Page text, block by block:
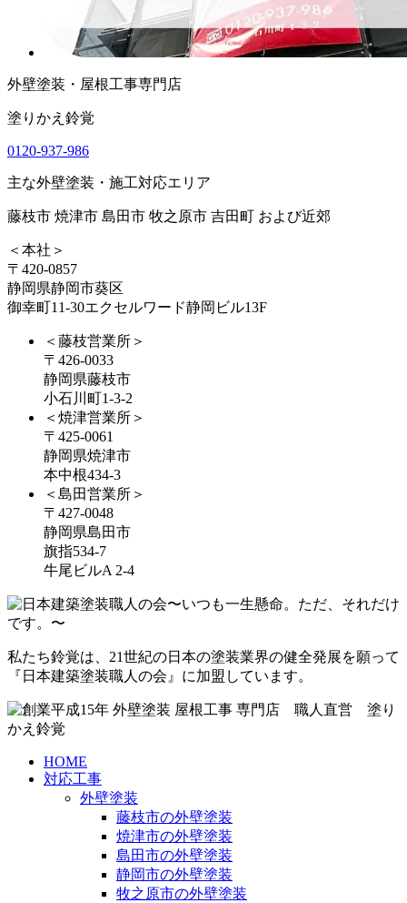
外壁塗装・屋根工事専門店
塗りかえ鈴覚
0120-937-986
主な外壁塗装・施工対応エリア
藤枝市 焼津市 島田市 牧之原市 吉田町 および近郊
＜本社＞
〒420-0857
静岡県静岡市葵区
御幸町11-30エクセルワード静岡ビル13F
＜藤枝営業所＞
〒426-0033
静岡県藤枝市
小石川町1-3-2
＜焼津営業所＞
〒425-0061
静岡県焼津市
本中根434-3
＜島田営業所＞
〒427-0048
静岡県島田市
旗指534-7
牛尾ビルA 2-4
私たち鈴覚は、21世紀の日本の塗装業界の健全発展を願って
『日本建築塗装職人の会』に加盟しています。
HOME
対応工事
外壁塗装
藤枝市の外壁塗装
焼津市の外壁塗装
島田市の外壁塗装
静岡市の外壁塗装
牧之原市の外壁塗装